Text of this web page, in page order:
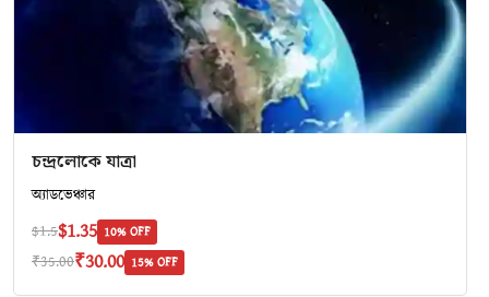
চন্দ্রলোকে যাত্রা
অ‍্যাডভেঞ্চার
$1.5$1.35 10% OFF
₹35.00₹30.00 15% OFF